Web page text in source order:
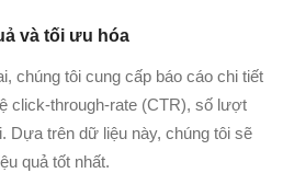
và tối ưu hóa
chúng tôi cung cấp báo cáo chi tiết
click-through-rate (CTR), số lượt
Dựa trên dữ liệu này, chúng tôi sẽ
quả tốt nhất.